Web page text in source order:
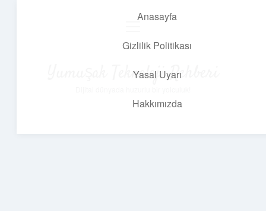
Anasayfa
Gizlilik Politikası
Yasal Uyarı
Hakkımızda
Yumuşak Teknoloji Rehberi